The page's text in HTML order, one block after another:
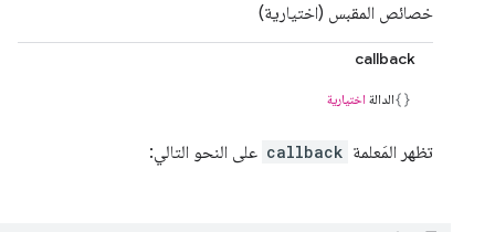
خصائص المقبس (اختيارية)
callback
الدالة اختيارية
تظهر المَعلمة callback على النحو التالي: